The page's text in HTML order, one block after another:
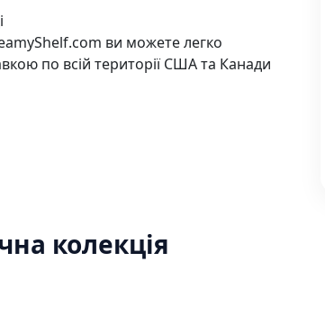
підбірки
story mood: підбірка книжок для неї
для нього
українська проза
ви можете легко
по всій території США та Канади
колекція